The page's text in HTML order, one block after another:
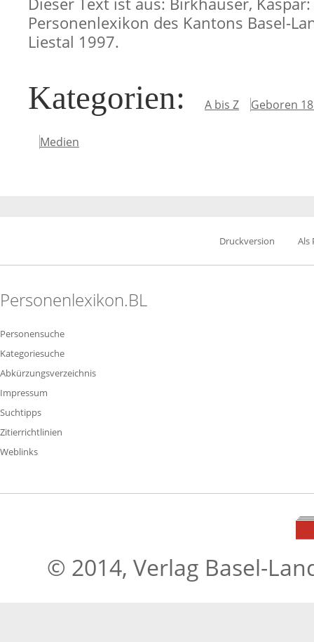
Personenlexikon des Kantons Basel-
Liestal 1997.
Kategorien: A bis Z Geboren
Medien
Druckversion Als
Personenlexikon.BL
Personensuche
Kategoriesuche
Abkürzungsverzeichnis
Impressum
Suchtipps
Zitierrichtlinien
Weblinks
© 2014, Verlag Basel-